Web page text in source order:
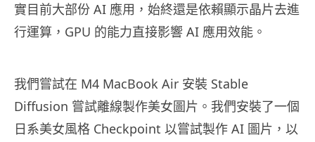
實目前大部份 AI 應用，始終還是依賴顯示晶片去進
行運算，GPU 的能力直接影響 AI 應用效能。
我們嘗試在 M4 MacBook Air 安裝 Stable
Diffusion 嘗試離線製作美女圖片。我們安裝了一個
日系美女風格 Checkpoint 以嘗試製作 AI 圖片，以